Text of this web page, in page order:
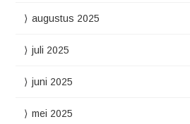
augustus 2025
juli 2025
juni 2025
mei 2025